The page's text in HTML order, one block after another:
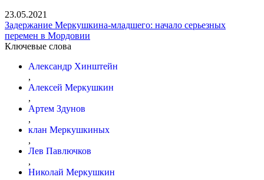
23.05.2021
Задержание Меркушкина-младшего: начало серьезных
перемен в Мордовии
Ключевые слова
Александр Хинштейн
,
Алексей Меркушкин
,
Артем Здунов
,
клан Меркушкиных
,
Лев Павлючков
,
Николай Меркушкин